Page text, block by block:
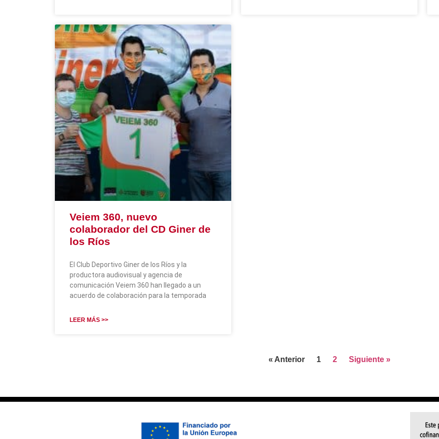
Veiem 360, nuevo
colaborador del CD Giner de
los Ríos
El Club Deportivo Giner de los Ríos y la
productora audiovisual y agencia de
comunicación Veiem 360 han llegado a un
acuerdo de colaboración para la temporada
LEER MÁS >>
« Anterior 1 2 Siguiente »